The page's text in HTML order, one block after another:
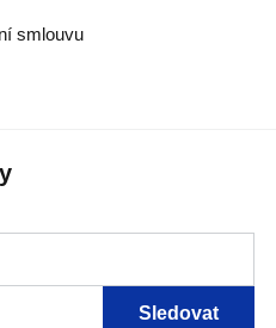
smlouvu
Sledovat